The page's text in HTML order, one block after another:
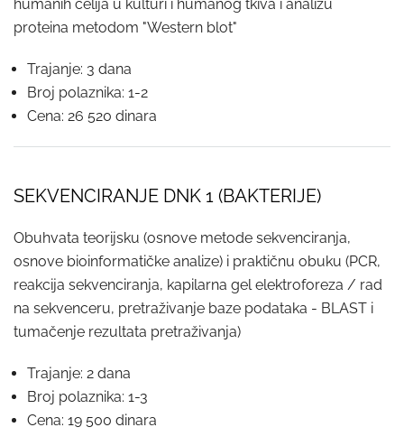
humanih ćelija u kulturi i humanog tkiva i analizu
proteina metodom "Western blot"
Trajanje: 3 dana
Broj polaznika: 1-2
Cena: 26 520 dinara
SEKVENCIRANJE DNK 1 (BAKTERIJE)
Obuhvata teorijsku (osnove metode sekvenciranja,
osnove bioinformatičke analize) i praktičnu obuku (PCR,
reakcija sekvenciranja, kapilarna gel elektroforeza / rad
na sekvenceru, pretraživanje baze podataka - BLAST i
tumačenje rezultata pretraživanja)
Trajanje: 2 dana
Broj polaznika: 1-3
Cena: 19 500 dinara